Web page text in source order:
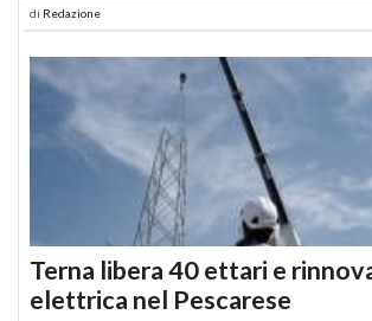
di Redazione
Terna libera 40 ettari e
elettrica nel Pescarese